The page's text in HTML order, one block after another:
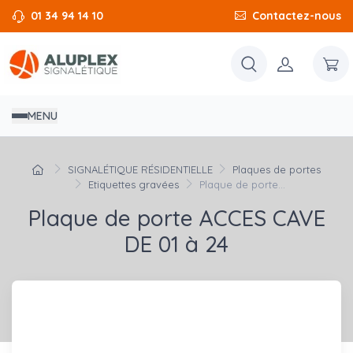
01 34 94 14 10 Contactez-nous
MENU
SIGNALÉTIQUE RÉSIDENTIELLE
Plaques de portes
Etiquettes gravées
Plaque de porte...
Plaque de porte ACCES CAVE
DE 01 à 24